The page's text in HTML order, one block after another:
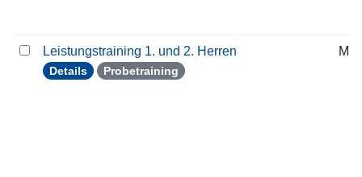
Leistungstraining 1. und 2. Herren
Details Probetraining